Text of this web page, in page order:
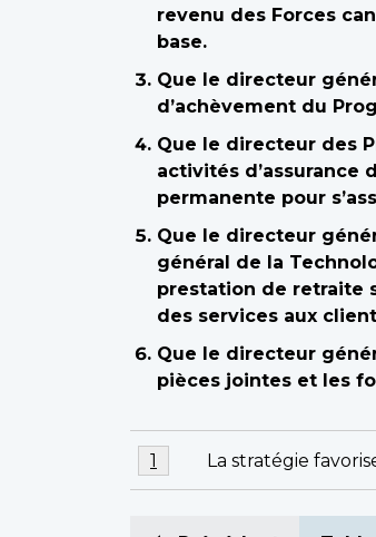
revenu des Forces
base.
Que le directeur
d’achèvement du
Que le directeur des
activités
permanente pour
Que le directeur
général de la
prestation de retraite
des services aux
Que le directeur
pièces jointes et les
Notes
de
Notes
de
La stratégie
Retour à l'appel de note
1 referrer